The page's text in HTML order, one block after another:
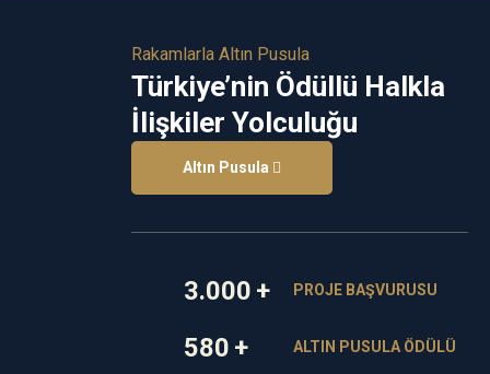
Rakamlarla Altın Pusula
Türkiye’nin Ödüllü Halkla
İlişkiler Yolculuğu
Altın Pusula
3.000 + PROJE BAŞVURUSU
580 + ALTIN PUSULA ÖDÜLÜ